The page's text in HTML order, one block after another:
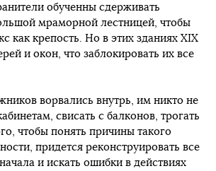
обученны сдерживать
мраморной лестницей, чтобы
как крепость. Но в этих зданиях XIX
и окон, что заблокировать их все
ворвались внутрь, им никто не
свисать с балконов, трогать
чтобы понять причины такого
придется реконструировать все
и искать ошибки в действиях